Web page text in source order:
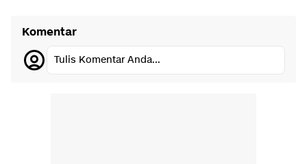
Komentar
Tulis Komentar Anda...